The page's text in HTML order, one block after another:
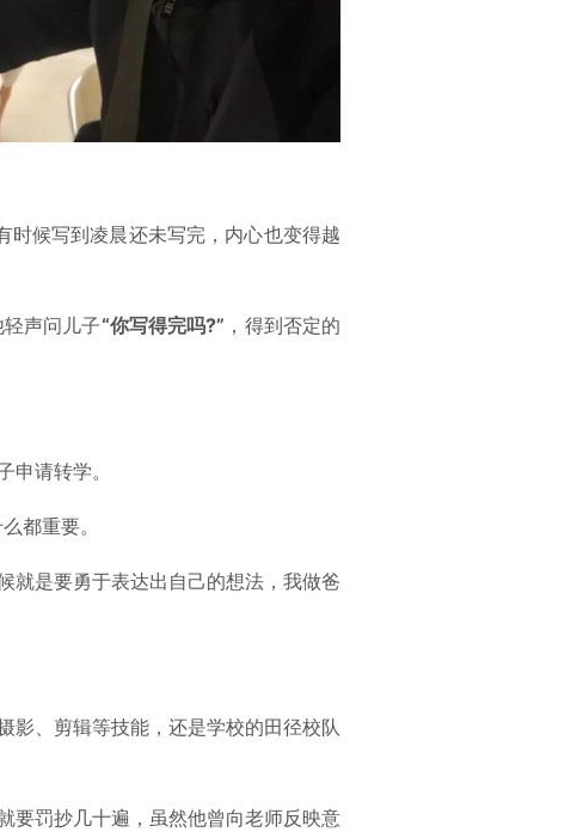
时候写到凌晨还未写完，内心也变得越
声问儿子“你写得完吗?” ，得到否定的
请转学。
都重要。
就是要勇于表达出自己的想法，我做爸
影、剪辑等技能，还是学校的田径校队
要罚抄几十遍，虽然他曾向老师反映意